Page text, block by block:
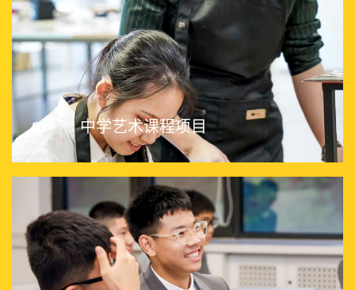
02 中学艺术课程项目